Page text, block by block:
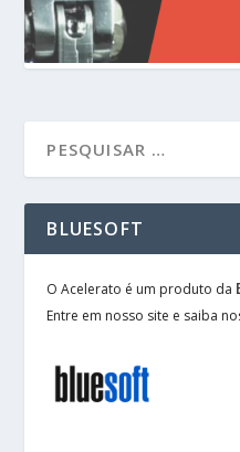
BLUESOFT
O Acelerato é um produto da
Entre em nosso site e saiba